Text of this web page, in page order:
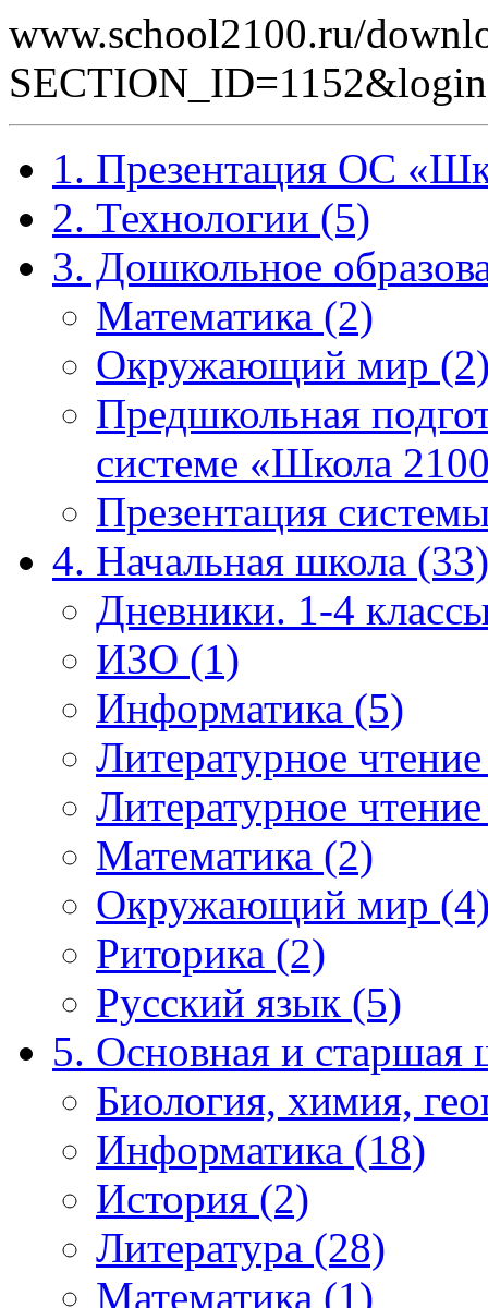
www.school2100.ru/
1. Презентация ОС
2. Технологии (5)
3. Дошкольное
Математика (2)
Окружающий мир
Предшкольная
системе «Школа
Презентация
4. Начальная школа (33)
Дневники. 1-4
ИЗО (1)
Информатика (5)
Литературное
Литературное
Математика (2)
Окружающий мир
Риторика (2)
Русский язык (5)
5. Основная и старшая
Биология, химия,
Информатика (18)
История (2)
Литература (28)
Математика (1)